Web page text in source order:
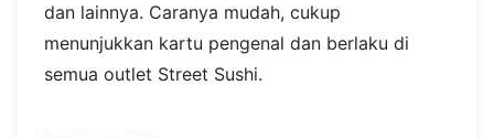
dan lainnya. Caranya mudah, cukup
menunjukkan kartu pengenal dan berlaku di
semua outlet Street Sushi.